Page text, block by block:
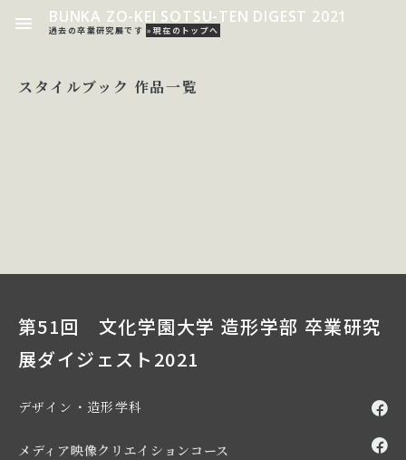
BUNKA ZO-KEI SOTSU-TEN DIGEST 2021
過去の卒業研究展です »現在のトップへ
スタイルブック 作品一覧
第51回 文化学園大学 造形学部 卒業研究
展ダイジェスト2021
デザイン・造形学科
メディア映像クリエイションコース